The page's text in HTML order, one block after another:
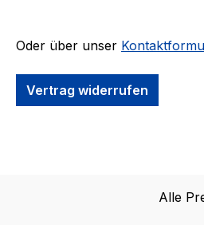
Oder über unser
Vertrag widerrufen
Alle